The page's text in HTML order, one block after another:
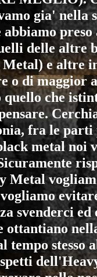
gia' nella
delle altre
e altre
o di maggior
che
fra le
metal noi
Metal
svenderci
ottantiano
tempo stesso